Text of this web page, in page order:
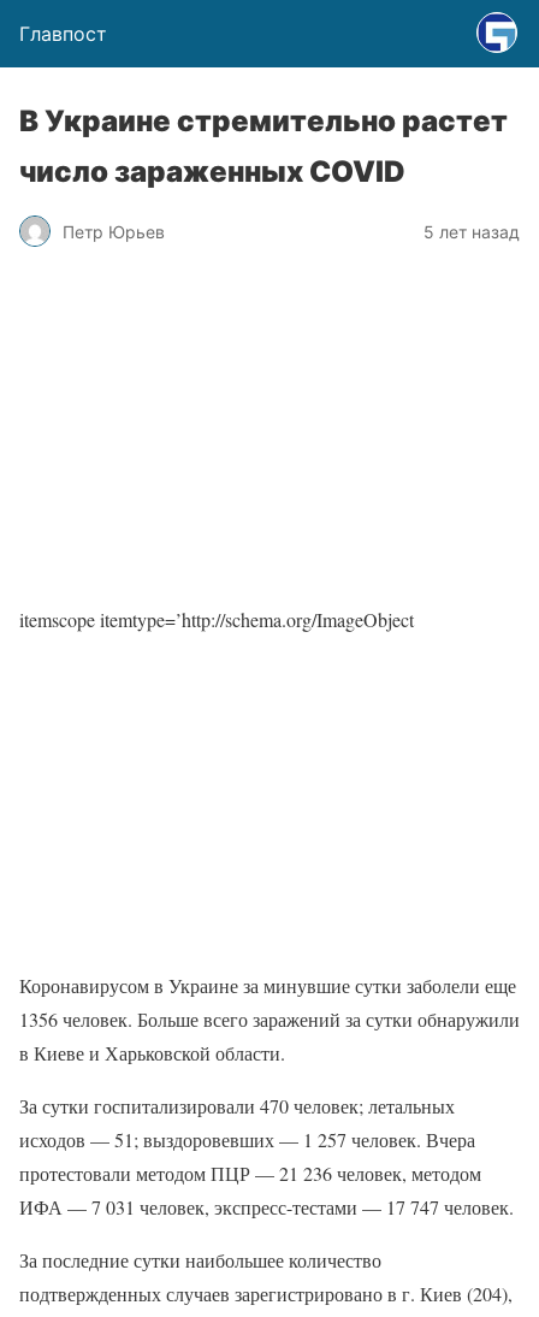
Главпост
В Украине стремительно растет
число зараженных COVID
Петр Юрьев 5 лет назад
itemscope itemtype=’http://schema.org/ImageObject
Коронавирусом в Украине за минувшие сутки заболели еще
1356 человек. Больше всего заражений за сутки обнаружили
в Киеве и Харьковской области.
За сутки госпитализировали 470 человек; летальных
исходов — 51; выздоровевших — 1 257 человек. Вчера
протестовали методом ПЦР — 21 236 человек, методом
ИФА — 7 031 человек, экспресс-тестами — 17 747 человек.
За последние сутки наибольшее количество
подтвержденных случаев зарегистрировано в г. Киев (204),